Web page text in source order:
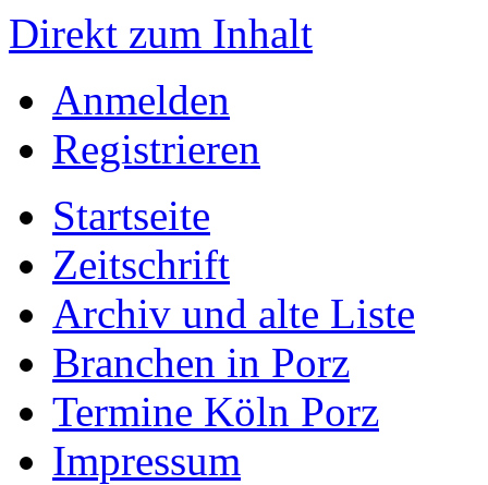
Direkt zum Inhalt
Anmelden
Registrieren
Startseite
Zeitschrift
Archiv und alte Liste
Branchen in Porz
Termine Köln Porz
Impressum